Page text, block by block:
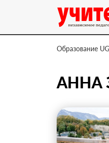
Образование
АННА